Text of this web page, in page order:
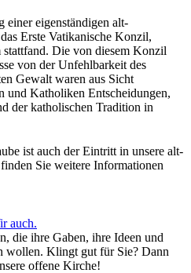
einer eigenständigen alt-
Erste Vatikanische Konzil,
Die von diesem Konzil
von der Unfehlbarkeit des
Gewalt waren aus Sicht
und Katholiken Entscheidungen,
der katholischen Tradition in
ist auch der Eintritt in unsere alt-
Sie weitere Informationen
auch.
die ihre Gaben, ihre Ideen und
wollen. Klingt gut für Sie? Dann
offene Kirche!